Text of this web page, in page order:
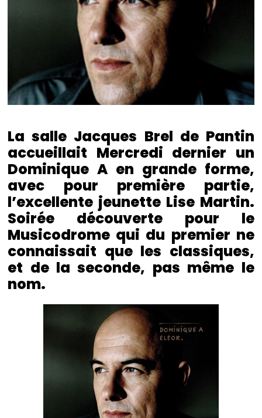
La salle Jacques Brel de Pantin
accueillait Mercredi dernier un
Dominique A en grande forme,
avec pour première partie,
l’excellente jeunette Lise Martin.
Soirée découverte pour le
Musicodrome qui du premier ne
connaissait que les classiques,
et de la seconde, pas même le
nom.